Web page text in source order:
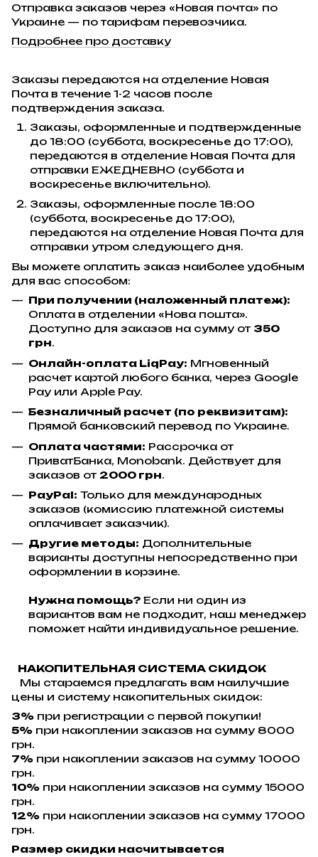
Отправка заказов через «Новая почта» по
Украине — по тарифам перевозчика.
Подробнее про доставку
Заказы передаются на отделение Новая
Почта в течение 1-2 часов после
подтверждения заказа.
Заказы, оформленные и подтвержденные
до 18:00 (суббота, воскресенье до 17:00),
передаются в отделение Новая Почта для
отправки ЕЖЕДНЕВНО (суббота и
воскресенье включительно).
Заказы, оформленные после 18:00
(суббота, воскресенье до 17:00),
передаются на отделение Новая Почта для
отправки утром следующего дня.
Вы можете оплатить заказ наиболее удобным
для вас способом:
При получении (наложенный платеж):
Оплата в отделении «Нова пошта».
Доступно для заказов на сумму от 350
грн.
Онлайн-оплата LiqPay: Мгновенный
расчет картой любого банка, через Google
Pay или Apple Pay.
Безналичный расчет (по реквизитам):
Прямой банковский перевод по Украине.
Оплата частями: Рассрочка от
ПриватБанка, Monobank. Действует для
заказов от 2000 грн.
PayPal: Только для международных
заказов (комиссию платежной системы
оплачивает заказчик).
Другие методы: Дополнительные
варианты доступны непосредственно при
оформлении в корзине.
Нужна помощь? Если ни один из
вариантов вам не подходит, наш менеджер
поможет найти индивидуальное решение.
НАКОПИТЕЛЬНАЯ СИСТЕМА СКИДОК
Мы стараемся предлагать вам наилучшие
цены и систему накопительных скидок:
3% при регистрации с первой покупки!
5% при накоплении заказов на сумму 8000
грн.
7% при накоплении заказов на сумму 10000
грн.
10% при накоплении заказов на сумму 15000
грн.
12% при накоплении заказов на сумму 17000
грн.
Размер скидки насчитывается